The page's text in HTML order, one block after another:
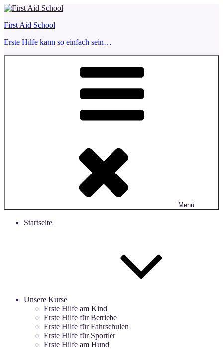
Zum
springen
First Aid School
Erste Hilfe kann so einfach sein…
Menü
Startseite
Unsere Kurse
Erste Hilfe am Kind
Erste Hilfe für Betriebe
Erste Hilfe für Fahrschulen
Erste Hilfe für Sportler
Erste Hilfe am Hund